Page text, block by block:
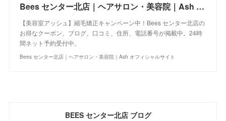
Bees センター北店｜ヘアサロン・美容院｜Ash オフィシャルサイト
【美容室アッシュ】縮毛矯正キャンペーン中！Bees センター北店の
お得なクーポン、ブログ、口コミ、住所、電話番号が掲載中。24時
間ネット予約受付中。
Bees センター北店｜ヘアサロン・美容院｜Ash オフィシャルサイト
BEES センター北店 ブログ